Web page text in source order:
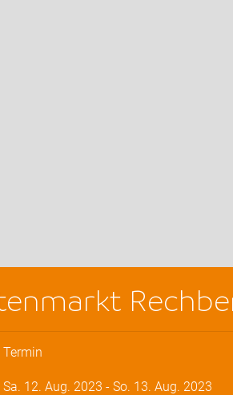
Termin
Sa. 12. Aug. 2023 -So. 13. Aug. 2023